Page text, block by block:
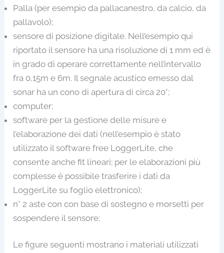
Palla (per esempio da pallacanestro, da calcio, da
pallavolo);
sensore di posizione digitale. Nell’esempio qui
riportato il sensore ha una risoluzione di 1 mm ed è
in grado di operare correttamente nell’intervallo
fra 0,15m e 6m. Il segnale acustico emesso dal
sonar ha un cono di apertura di circa 20°;
computer;
software per la gestione delle misure e
l’elaborazione dei dati (nell’esempio è stato
utilizzato il software free LoggerLite, che
consente anche fit lineari; per le elaborazioni più
complesse è possibile trasferire i dati da
LoggerLite su foglio elettronico);
n° 2 aste con con base di sostegno e morsetti per
sospendere il sensore;
Le figure seguenti mostrano i materiali utilizzati